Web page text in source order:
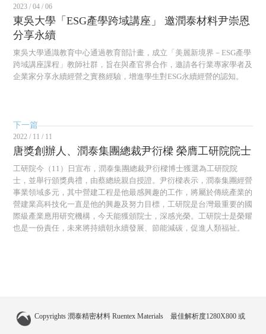
2023 / 04 / 06
東吳大學「ESG產學跨域講座」 邀潤泰材料尹崇恩
分享永續
東吳大學通識教育中心通過教育部計畫，成立「美麗新境界－ESG產學
跨域講座課程」教師社群，旨在與產官界合作，邀請各行業專家學者及
企業家分享永續經營之實務經驗，增進學生對ESG永續經營的認知。
下一篇
2022 / 11 / 11
唐獎創辦人、潤泰集團總裁尹衍樑 榮膺工研院院士
工研院今（11）日宣布，潤泰集團總裁尹衍樑博士獲選為工研院院
士，並舉行頒獎典禮，由蔡總統親自授證。尹衍樑表示，潤泰集團經營
事業領域多元，其中營建工程是他最感興趣的工作，將屬於傳統產業的
營建業高科技化一直是他的興趣及努力目標，工研院是台灣最重要的國
際級產業應用研究機構，今天能獲頒院士，深感光榮。工研院士是榮耀
也是一份責任，未來將持續朝永續發展、節能減碳，促進人類福祉。
Copyrights 潤泰精密材料 Ruentex Materials 最佳解析度1280X800 或